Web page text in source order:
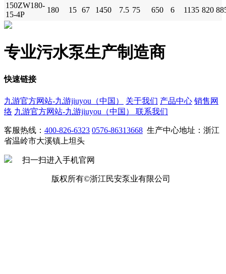
150ZW180-
15-4P
180 15 67 1450 7.5 75 650 6 1135 820
专业污水泵生产制造商
快速链接
九游官方网站-九游jiuyou（中国） 关于我们 产品中心 销售网
络 九游官方网站-九游jiuyou（中国） 联系我们
客服热线： 400-826-6323 0576-86313668 生产中心地址：浙江
省温岭市大溪镇上坦头
扫一扫进入手机官网
版权所有©浙江民安泵业有限公司